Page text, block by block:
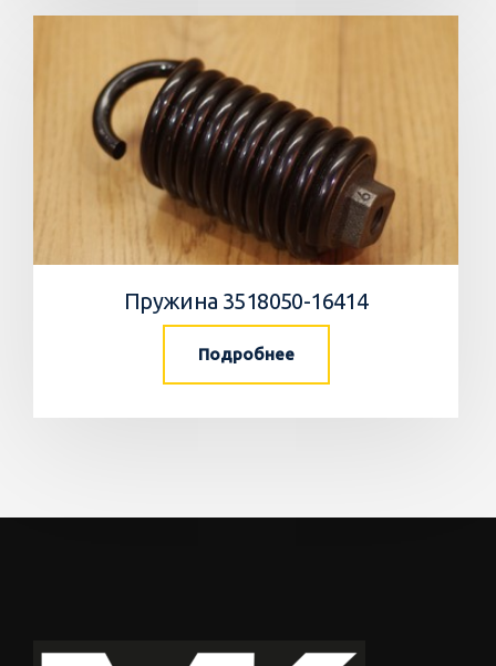
Пружина 3518050-16414
Подробнее